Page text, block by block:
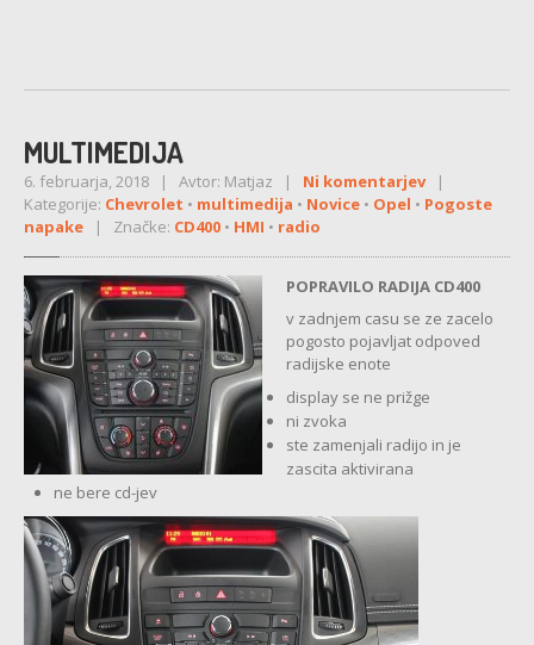
SERVO VOLAN
BATERIJA
PORSCHE
NAVIGACIJA
RENAULT
MULTIMEDIJA
SEAT
MULTIMEDIJA
MENJALNIK
MULTIMEDIJA
6. februarja, 2018 | Avtor: Matjaz | Ni komentarjev|
Kategorije: Chevrolet • multimedija • Novice • Opel • Pogoste
napake | Značke: CD400 • HMI • radio
POPRAVILO RADIJA CD400
v zadnjem casu se ze zacelo
pogosto pojavljat odpoved
radijske enote
display se ne prižge
ni zvoka
ste zamenjali radijo in je
zascita aktivirana
ne bere cd-jev